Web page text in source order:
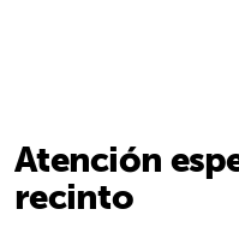
Atención
recinto